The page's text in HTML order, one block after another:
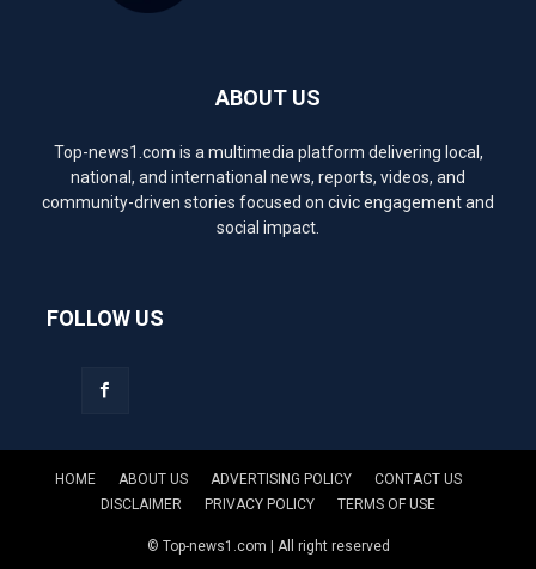
ABOUT US
Top-news1.com is a multimedia platform delivering local,
national, and international news, reports, videos, and
community-driven stories focused on civic engagement and
social impact.
FOLLOW US
HOME ABOUT US ADVERTISING POLICY
CONTACT US
DISCLAIMER
PRIVACY POLICY TERMS OF USE
© Top-news1.com | All right reserved